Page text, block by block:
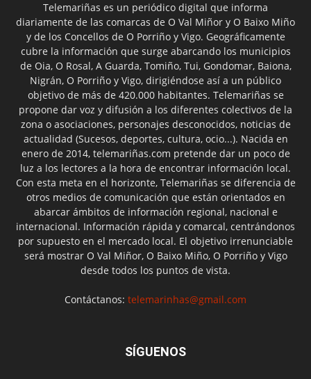
Telemariñas es un periódico digital que informa
diariamente de las comarcas de O Val Miñor y O Baixo Miño
y de los Concellos de O Porriño y Vigo. Geográficamente
cubre la información que surge abarcando los municipios
de Oia, O Rosal, A Guarda, Tomiño, Tui, Gondomar, Baiona,
Nigrán, O Porriño y Vigo, dirigiéndose así a un público
objetivo de más de 420.000 habitantes. Telemariñas se
propone dar voz y difusión a los diferentes colectivos de la
zona o asociaciones, personajes desconocidos, noticias de
actualidad (Sucesos, deportes, cultura, ocio...). Nacida en
enero de 2014, telemariñas.com pretende dar un poco de
luz a los lectores a la hora de encontrar información local.
Con esta meta en el horizonte, Telemariñas se diferencia de
otros medios de comunicación que están orientados en
abarcar ámbitos de información regional, nacional e
internacional. Información rápida y comarcal, centrándonos
por supuesto en el mercado local. El objetivo irrenunciable
será mostrar O Val Miñor, O Baixo Miño, O Porriño y Vigo
desde todos los puntos de vista.
Contáctanos: telemarinhas@gmail.com
SÍGUENOS